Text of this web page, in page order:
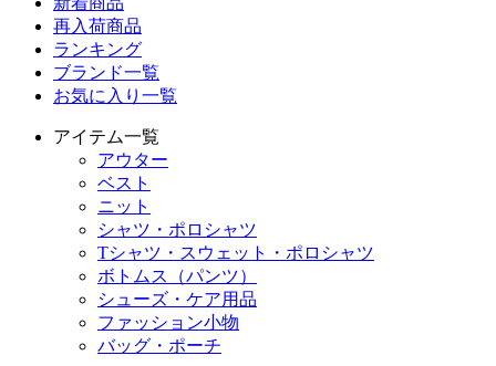
再入荷商品
ランキング
ブランド一覧
お気に入り一覧
アイテム一覧
アウター
ベスト
ニット
シャツ・ポロシャツ
Tシャツ・スウェット・ポロシャツ
ボトムス（パンツ）
シューズ・ケア用品
ファッション小物
バッグ・ポーチ